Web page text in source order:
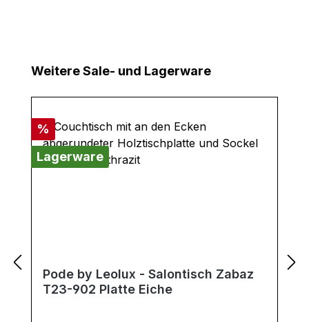
Produktgalerie überspringen
Weitere Sale- und Lagerware
Rabatt
%
Lagerware
Pode by Leolux - Salontisch Zabaz
T23-902 Platte Eiche